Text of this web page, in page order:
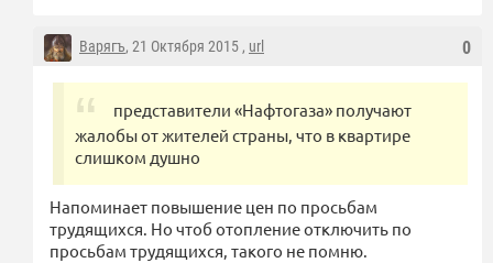
0
Варягъ, 21 Октября 2015 , url
представители «Нафтогаза» получают
жалобы от жителей страны, что в квартире
слишком душно
Напоминает повышение цен по просьбам
трудящихся. Но чтоб отопление отключить по
просьбам трудящихся, такого не помню.